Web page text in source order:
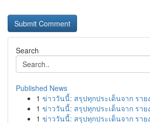
Search
Published News
1 ข่าววันนี้: สรุปทุกประเด็นจาก รา
1 ข่าววันนี้: สรุปทุกประเด็นจาก รา
1 ข่าววันนี้: สรุปทุกประเด็นจาก รา